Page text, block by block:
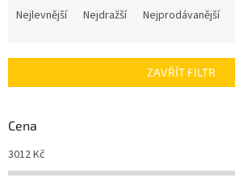
í
r
o
d
u
Nejlevnější Nejdražší Nejprodávanější
ZAVŘÍT FILTR
Cena
3012Kč